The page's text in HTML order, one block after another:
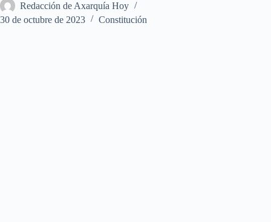
Redacción de Axarquía Hoy
30 de octubre de 2023
Constitución